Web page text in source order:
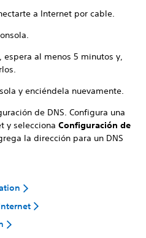
a Internet por cable.
al menos 5 minutos y,
y enciéndela nuevamente.
de DNS. Configura una
y selecciona Configuración de
la dirección para un DNS